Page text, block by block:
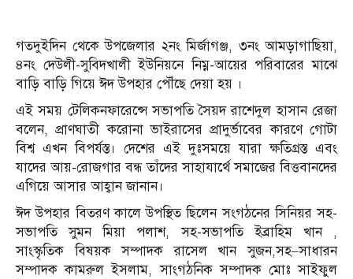
গতদুইদিন থেকে উপজেলার ২নং মির্জাগঞ্জ, ৩নং আমড়াগাছিয়া,
৪নং দেউলী-সুবিদখালী ইউনিয়নে নিম্ন-আয়ের পরিবারের মাঝে
বাড়ি বাড়ি গিয়ে ঈদ উপহার পৌঁছে দেয়া হয় ।
এই সময় টেলিকনফারেন্সে সভাপতি সৈয়দ রাশেদুল হাসান রেজা
বলেন, প্রাণঘাতী করোনা ভাইরাসের প্রাদুর্ভাবের কারণে গোটা
বিশ্ব এখন বিপর্যস্ত। দেশের এই দুঃসময়ে যারা ক্ষতিগ্রস্ত এবং
যাদের আয়-রোজগার বন্ধ তাঁদের সাহাযার্থে সমাজের বিত্তবানদের
এগিয়ে আসার আহ্বান জানান।
ঈদ উপহার বিতরণ কালে উপস্থিত ছিলেন সংগঠনের সিনিয়র সহ-
সভাপতি সুমন মিয়া পলাশ, সহ-সভাপতি ইব্রাহিম খান ,
সাংস্কৃতিক বিষয়ক সম্পাদক রাসেল খান সুজন,সহ–সাধারন
সম্পাদক কামরুল ইসলাম, সাংগঠনিক সম্পাদক মোঃ সাইফুল